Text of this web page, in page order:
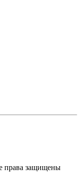
права защищены